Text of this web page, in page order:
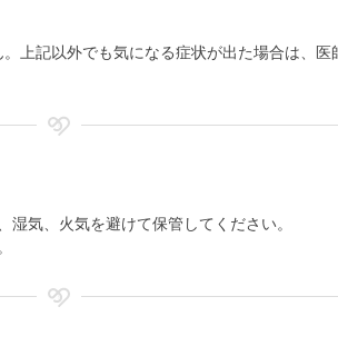
上記以外でも気になる症状が出た場合は、医
気、火気を避けて保管してください。